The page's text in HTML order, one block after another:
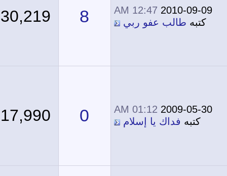
2010-09-09
12:47 AM
كتبهطالب عفو ربي 8
30,219
2009-05-30
01:12 AM
كتبهفداك يا إسلام 0
17,990